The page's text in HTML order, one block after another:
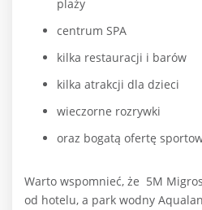
plaży
centrum SPA
kilka restauracji i barów
kilka atrakcji dla dzieci
wieczorne rozrywki
oraz bogatą ofertę
Warto wspomnieć, że 5M
od hotelu, a park wodny